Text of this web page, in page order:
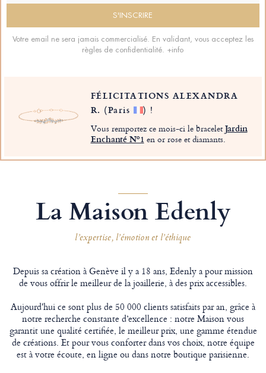
Votre email ne sera jamais commercialisé. En validant, vous acceptez les
règles de confidentialité. +info
FÉLICITATIONS ALEXANDRA
R. (Paris ) !
Vous remportez ce mois-ci le braceletJardin
Enchanté Nº1 en or rose et diamants.
La Maison Edenly
l’expertise, l’émotion et l’éthique
Depuis sa création à Genève il y a 18 ans, Edenly a pour mission
de vous offrir le meilleur de la joaillerie, à des prix accessibles.
Aujourd'hui ce sont plus de 50 000 clients satisfaits par an, grâce à
notre recherche constante d’excellence : notre Maison vous
garantit une qualité certifiée, le meilleur prix, une gamme étendue
de créations. Et pour vous conforter dans vos choix, notre équipe
est à votre écoute, en ligne ou dans notre boutique parisienne.